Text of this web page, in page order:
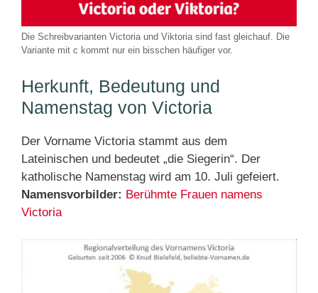
Die Schreibvarianten Victoria und Viktoria sind fast gleichauf. Die
Variante mit c kommt nur ein bisschen häufiger vor.
Herkunft, Bedeutung und
Namenstag von Victoria
Der Vorname Victoria stammt aus dem
Lateinischen und bedeutet „die Siegerin“. Der
katholische Namenstag wird am 10. Juli gefeiert.
Namensvorbilder: Berühmte Frauen namens
Victoria